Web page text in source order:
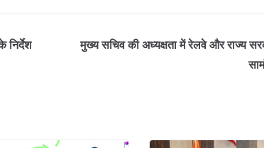
निर्देश
मुख्य सचिव की अध्यक्षता में रेलवे और राज्य